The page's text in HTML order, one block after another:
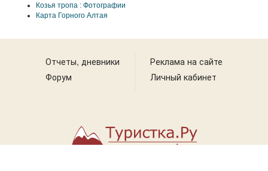
Козья тропа : Фотографии
Карта Горного Алтая
Отчеты, дневники
Форум
Реклама на сайте
Личный кабинет